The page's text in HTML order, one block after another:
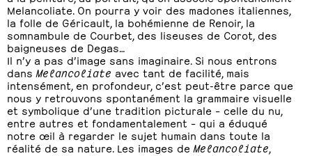
Melancoliate. On pourra y voir des madones italiennes,
la folle de Géricault, la bohémienne de Renoir, la
somnambule de Courbet, des liseuses de Corot, des
baigneuses de Degas…
Il n’y a pas d’image sans imaginaire. Si nous entrons
dans Melancoliate avec tant de facilité, mais
intensément, en profondeur, c’est peut-être parce que
nous y retrouvons spontanément la grammaire visuelle
et symbolique d’une tradition picturale – celle du nu,
entre autres et fondamentalement – qui a éduqué
notre œil à regarder le sujet humain dans toute la
réalité de sa nature. Les images de Melancoliate